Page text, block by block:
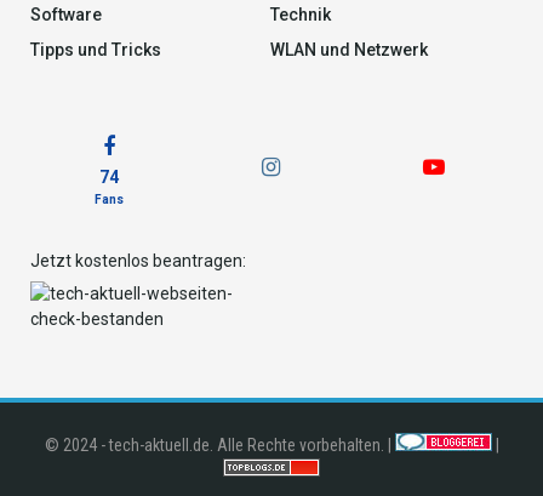
Software
Technik
Tipps und Tricks
WLAN und Netzwerk
74
Fans
Jetzt kostenlos beantragen:
© 2024 - tech-aktuell.de. Alle Rechte vorbehalten. | |